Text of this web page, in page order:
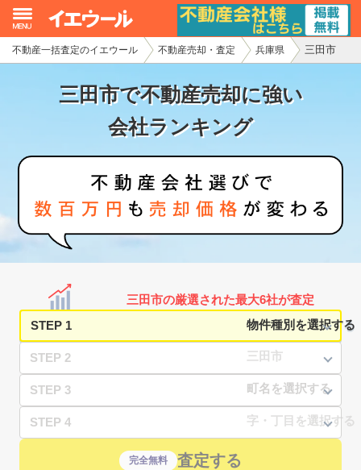
不動産一括査定のイエウール 不動産売却・査定 兵庫県 三田市
三田市で不動産売却に強い
会社ランキング
三田市の厳選された最大6社が査定
STEP 1
STEP 2
STEP 3
STEP 4
完全無料 査定する
イエウール加盟希望の不動産会社様
初めての方へ
不動産の売却・一括査定
家査定シミュレーター
お問い合わせ